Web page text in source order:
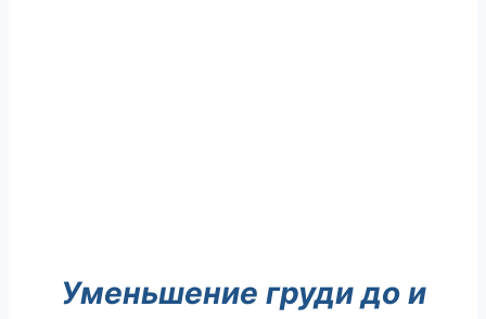
Уменьшение груди до и